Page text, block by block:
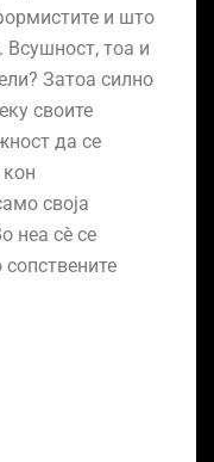
и што
Всушност, тоа и
Затоа силно
своите
да се
своја
неа сѐ се
сопствените